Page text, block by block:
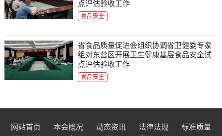
点评估验收工作
食品安全
省食品质量促进会组织协调省卫健委专家
组对东营区开展卫生健康基层食品安全试
点评估验收工作
食品安全
网站首页 本会概况 动态资讯 法律法规
标准质量